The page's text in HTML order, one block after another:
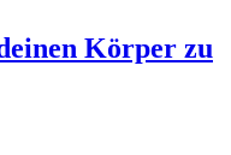
Körper zu